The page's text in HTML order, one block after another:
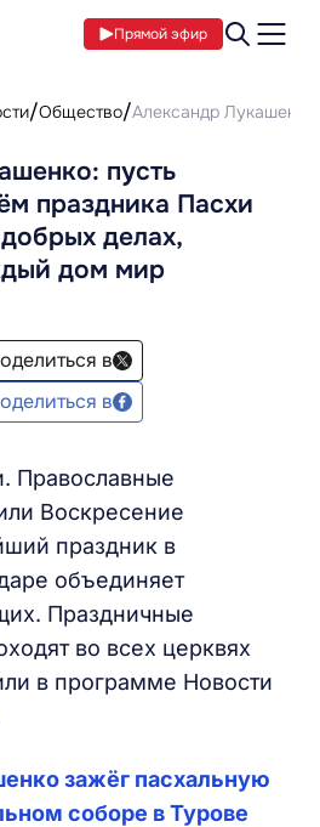
Прямой эфир
Общество Александр
пусть
праздника Пасхи
делах,
дом мир
в
в
Православные
Воскресение
праздник в
объединяет
Праздничные
во всех церквях
в программе Новости
зажёг пасхальную
соборе в Турове